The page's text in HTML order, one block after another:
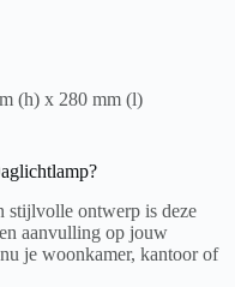
(h) x 280 mm (l)
stijlvolle ontwerp is deze
aanvulling op jouw
je woonkamer, kantoor of